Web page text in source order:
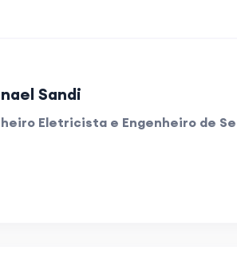
Sandi
Eletricista e Engenheiro de